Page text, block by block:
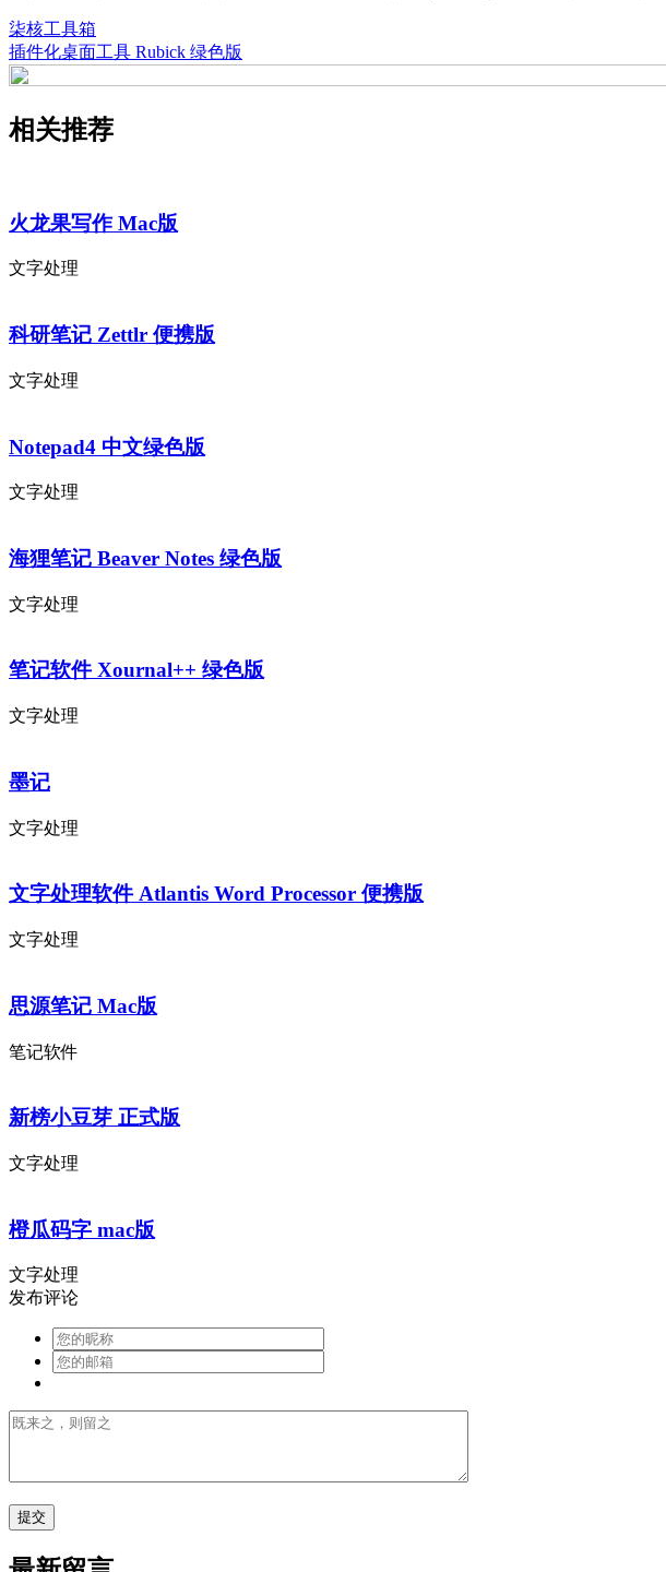
柒核工具箱
插件化桌面工具 Rubick 绿色版
相关推荐
火龙果写作 Mac版
文字处理
科研笔记 Zettlr 便携版
文字处理
Notepad4 中文绿色版
文字处理
海狸笔记 Beaver Notes 绿色版
文字处理
笔记软件 Xournal++ 绿色版
文字处理
墨记
文字处理
文字处理软件 Atlantis Word Processor 便携版
文字处理
思源笔记 Mac版
笔记软件
新榜小豆芽 正式版
文字处理
橙瓜码字 mac版
文字处理
发布评论